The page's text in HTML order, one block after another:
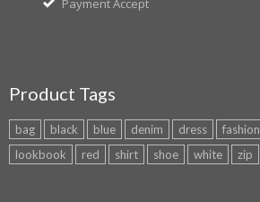
Payment Accept
Product Tags
bag black blue denim dress fashion
lookbook
red shirt shoe white zip